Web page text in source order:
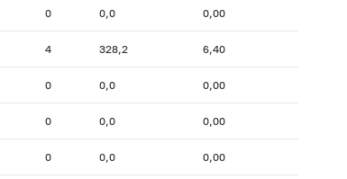
0 0,0 0,00
4 328,2 6,40
0 0,0 0,00
0 0,0 0,00
0 0,0 0,00